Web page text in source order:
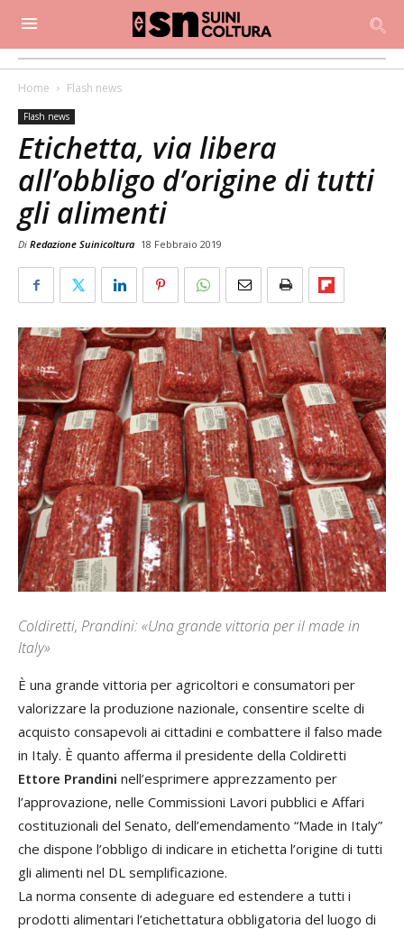
Home Flash news
Flash news
Etichetta, via libera
all’obbligo d’origine di tutti
gli alimenti
Di Redazione Suinicoltura 18 Febbraio 2019
Coldiretti, Prandini: «Una grande vittoria per il made in
Italy»
È una grande vittoria per agricoltori e consumatori per
valorizzare la produzione nazionale, consentire scelte di
acquisto consapevoli ai cittadini e combattere il falso made
in Italy. È quanto afferma il presidente della Coldiretti
Ettore Prandini nell’esprimere apprezzamento per
l’approvazione, nelle Commissioni Lavori pubblici e Affari
costituzionali del Senato, dell’emendamento “Made in Italy”
che dispone l’obbligo di indicare in etichetta l’origine di tutti
gli alimenti nel DL semplificazione.
La norma consente di adeguare ed estendere a tutti i
prodotti alimentari l’etichettatura obbligatoria del luogo di